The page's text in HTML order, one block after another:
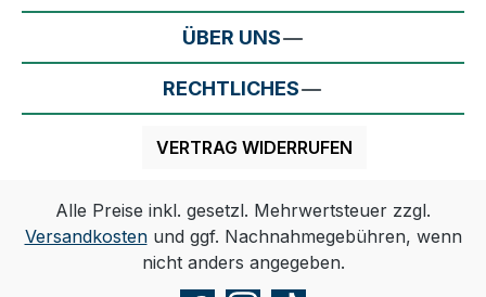
ÜBER UNS
RECHTLICHES
VERTRAG WIDERRUFEN
Alle Preise inkl. gesetzl. Mehrwertsteuer zzgl.
Versandkostenund ggf. Nachnahmegebühren, wenn
nicht anders angegeben.